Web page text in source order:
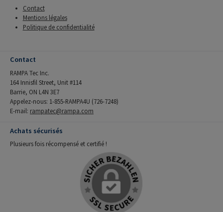
Contact
Mentions légales
Politique de confidentialité
Contact
RAMPA Tec Inc.
164 Innisfil Street, Unit #114
Barrie, ON L4N 3E7
Appelez-nous: 1-855-RAMPA4U (726-7248)
E-mail: rampatec@rampa.com
Achats sécurisés
Plusieurs fois récompensé et certifié !